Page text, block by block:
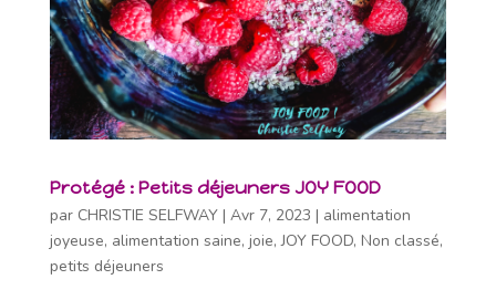
Protégé : Petits déjeuners JOY FOOD
par CHRISTIE SELFWAY| Avr 7, 2023 | alimentation
joyeuse, alimentation saine, joie,JOY FOOD, Non classé,
petits déjeuners